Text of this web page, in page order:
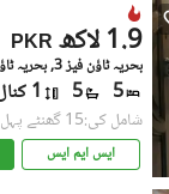
PKR 1.9 لاکھ
بحریہ ٹاؤن فیز 3, بحریہ ٹاؤن راولپنڈی
5
5 1 کنال
شامل کی:15 گھنٹے پہل
ایس ایم ایس